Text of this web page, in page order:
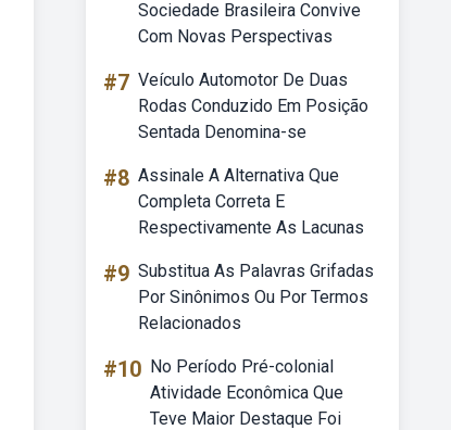
Sociedade Brasileira Convive
Com Novas Perspectivas
#7 Veículo Automotor De Duas
Rodas Conduzido Em Posição
Sentada Denomina-se
#8 Assinale A Alternativa Que
Completa Correta E
Respectivamente As Lacunas
#9 Substitua As Palavras Grifadas
Por Sinônimos Ou Por Termos
Relacionados
#10 No Período Pré-colonial
Atividade Econômica Que
Teve Maior Destaque Foi